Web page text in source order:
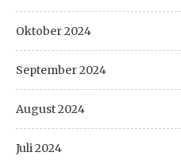
Oktober 2024
September 2024
August 2024
Juli 2024